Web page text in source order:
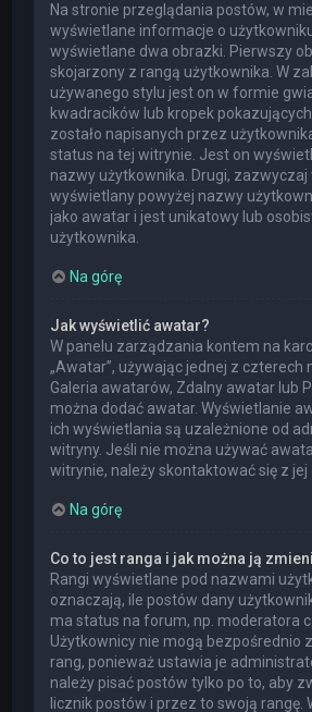
Na stronie przeglądania postów, w
wyświetlane informacje o
wyświetlane dwa obrazki. Pierwszy
skojarzony z rangą użytkownika. W
używanego stylu jest on w formie
kwadracików lub kropek
zostało napisanych przez
status na tej witrynie. Jest on
nazwy użytkownika. Drugi, zazwyczaj
wyświetlany powyżej nazwy
jako awatar i jest unikatowy lub
użytkownika.
Na górę
Jak wyświetlić awatar?
W panelu zarządzania kontem na
„Awatar”, używając jednej z czterech
Galeria awatarów, Zdalny awatar lub
można dodać awatar. Wyświetlanie
ich wyświetlania są uzależnione od
witryny. Jeśli nie można używać
witrynie, należy skontaktować się z
Na górę
Co to jest ranga i jak można ją
Rangi wyświetlane pod nazwami
oznaczają, ile postów dany
ma status na forum, np. moderatora
Użytkownicy nie mogą bezpośrednio
rang, ponieważ ustawia je
należy pisać postów tylko po to, aby
licznik postów i przez to swoją rangę.